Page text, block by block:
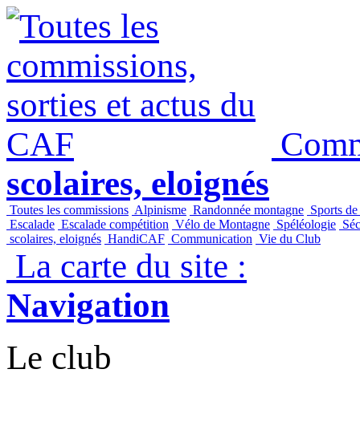
scolaires, eloignés
Toutes les commissions Alpinisme Randonnée montagne Sports
Escalade Escalade compétition Vélo de Montagne Spéléologie
scolaires, eloignés HandiCAF Communication Vie du Club
La carte du site :
Navigation
Le club